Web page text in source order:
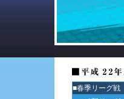
■春季リーグ戦